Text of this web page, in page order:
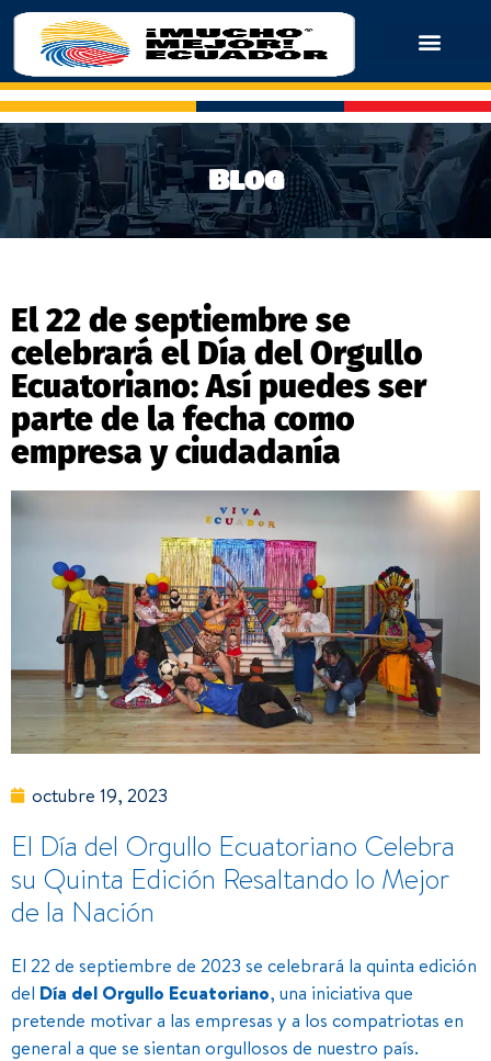
Blog
El 22 de septiembre se
celebrará el Día del Orgullo
Ecuatoriano: Así puedes ser
parte de la fecha como
empresa y ciudadanía
octubre 19, 2023
El Día del Orgullo Ecuatoriano Celebra
su Quinta Edición Resaltando lo Mejor
de la Nación
El 22 de septiembre de 2023 se celebrará la quinta edición
del Día del Orgullo Ecuatoriano, una iniciativa que
pretende motivar a las empresas y a los compatriotas en
general a que se sientan orgullosos de nuestro país.